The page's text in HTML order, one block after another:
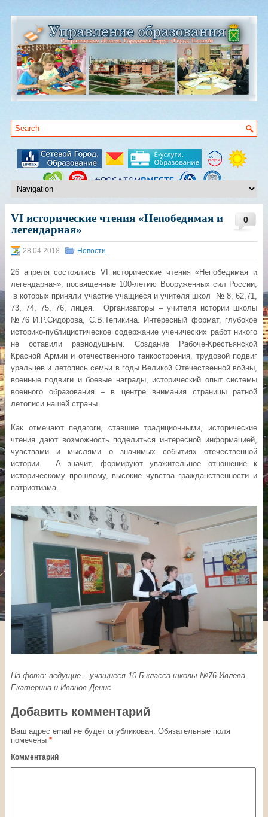
0
VI исторические чтения «Непобедимая и
легендарная»
28.04.2018 Новости
26 апреля состоялись VI исторические чтения «Непобедимая и
легендарная», посвященные 100-летию Вооруженных сил России,
в которых приняли участие учащиеся и учителя школ № 8, 62,71,
73, 74, 75, 76, лицея. Организаторы – учителя истории школы
№76 И.Р.Сидорова, С.В.Тепикина. Интересный формат, глубокое
историко-публицистическое содержание ученических работ никого
не оставили равнодушным. Создание Рабоче-Крестьянской
Красной Армии и отечественного танкостроения, трудовой подвиг
уральцев и летопись семьи в годы Великой Отечественной войны,
военные подвиги и боевые награды, исторический опыт системы
военного образования – в центре внимания страницы ратной
летописи нашей страны.
Как отмечают педагоги, ставшие традиционными, исторические
чтения дают возможность поделиться интересной информацией,
чувствами и мыслями о значимых событиях отечественной
истории. А значит, формируют уважительное отношение к
историческому прошлому, высокие чувства гражданственности и
патриотизма.
На фото: ведущие – учащиеся 10 Б класса школы №76 Ивлева
Екатерина и Иванов Денис
Добавить комментарий
Ваш адрес email не будет опубликован. Обязательные поля
помечены *
Комментарий